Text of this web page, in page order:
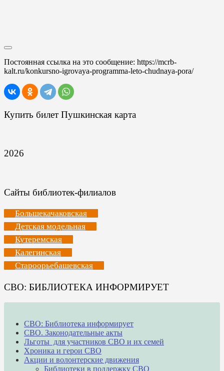
Постоянная ссылка на это сообщение: https://mcrb-
kalt.ru/konkursno-igrovaya-programma-leto-chudnaya-pora/
Купить билет Пушкинская карта
2026
Сайты библиотек-филиалов
Большекачаковская
Детская модельная
Кутеремская
Калегинская
Староорьебашевская
СВО: БИБЛИОТЕКА ИНФОРМИРУЕТ
СВО: Библиотека информирует
СВО. Законодательные акты
Льготы для участников СВО и их семей
Хроника и герои СВО
Акции и волонтерские движения
Библиотеки в поддержку СВО